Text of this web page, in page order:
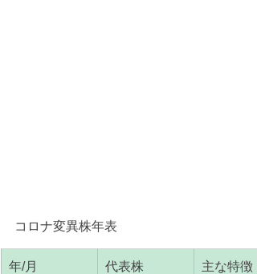
コロナ変異株年表
年/月 代表株 主な特徴